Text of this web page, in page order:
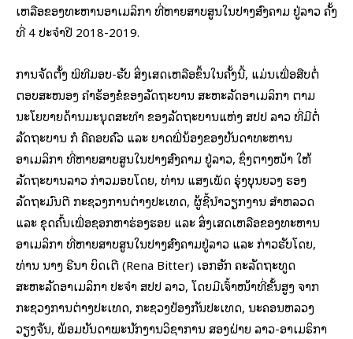
ເຫລືອຂອງທະຫານອາເມລິກາ ທີ່ຫາຍສາບສູນໃນປາງສົງຄາມ ຢູ່ລາວ ຄັ້ງ
ທີ່ 4 ປະຈໍາປີ 2018-2019.
ການຈັດຕັ້ງ ພິທີມອບ-ຮັບ ສິ່ງເສດເຫລືອຂຶ້ນໃນຄັ້ງນີ້, ແມ່ນເພື່ອສືບຕໍ່
ຕອບສະໜອງ ຄໍາຮ້ອງຂໍຂອງລັດຖະບານ ສະຫະລັດອາເມລິກາ ຕາມ
ນະໂຍບາຍດ້ານມະນຸດສະທໍາ ຂອງລັດຖະບານແຫ່ງ ສປປ ລາວ ທີ່ມີຕໍ່
ລັດຖະບານ ກໍ ຄືຄອບຄົວ ແລະ ຍາດພີ່ນ້ອງຂອງບັນດາທະຫານ
ອາເມລິກາ ທີ່ຫາຍສາບສູນໃນປາງສົງຄາມ ຢູ່ລາວ, ຊຶ່ງຕາງໜ້າ ໃຫ້
ລັດຖະບານລາວ ກ່າວມອບໂດຍ, ທ່ານ ແສງເພັດ ຮຸ່ງບຸນຍວງ ຮອງ
ລັດຖະມົນຕີ ກະຊວງການຕ່າງປະເທດ, ຜູ້ຊີ້ນຳວຽກງານ ສໍາຫລວດ
ແລະ ຂຸດຄົ້ນເພື່ອຊອກຫາຮ່ອງຮອຍ ແລະ ສິ່ງເສດເຫລືອຂອງທະຫານ
ອາເມລິກາ ທີ່ຫາຍສາບສູນໃນປາງສົງຄາມຢູ່ລາວ ແລະ ກ່າວຮັບໂດຍ,
ທ່ານ ນາງ ຣີນາ ບິດເຕີ (Rena Bitter) ເອກອັກ ຄະລັດຖະທູດ
ສະຫະລັດອາເມລິກາ ປະຈໍາ ສປປ ລາວ, ໂດຍມີເຈົ້າໜ້າທີ່ຂັ້ນສູງ ຈາກ
ກະຊວງການຕ່າງປະເທດ, ກະຊວງປ້ອງກັນປະເທດ, ນະຄອນຫລວງ
ວຽງຈັນ, ພ້ອມບັນດາພະນັກງານວິຊາການ ສອງຝ່າຍ ລາວ-ອາເມຣິກາ